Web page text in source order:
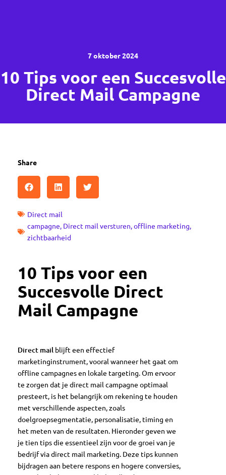
7 oktober 2024
10 Tips voor een Succesvolle
Direct Mail Campagne
Share
Direct mail
campagne, Direct mail versturen,offline marketing,
zichtbaarheid
10 Tips voor een
Succesvolle Direct
Mail Campagne
Direct mail blijft een effectief
marketinginstrument, vooral wanneer het gaat om
offline campagnes en lokale targeting. Om ervoor
te zorgen dat je direct mail campagne optimaal
presteert, is het belangrijk om rekening te houden
met verschillende aspecten, zoals
doelgroepsegmentatie, personalisatie, timing en
het meten van de resultaten. Hieronder geven we
je tien tips die essentieel zijn voor de groei van je
bedrijf via direct mail marketing. Deze tips kunnen
bijdragen aan betere respons en hogere conversies,